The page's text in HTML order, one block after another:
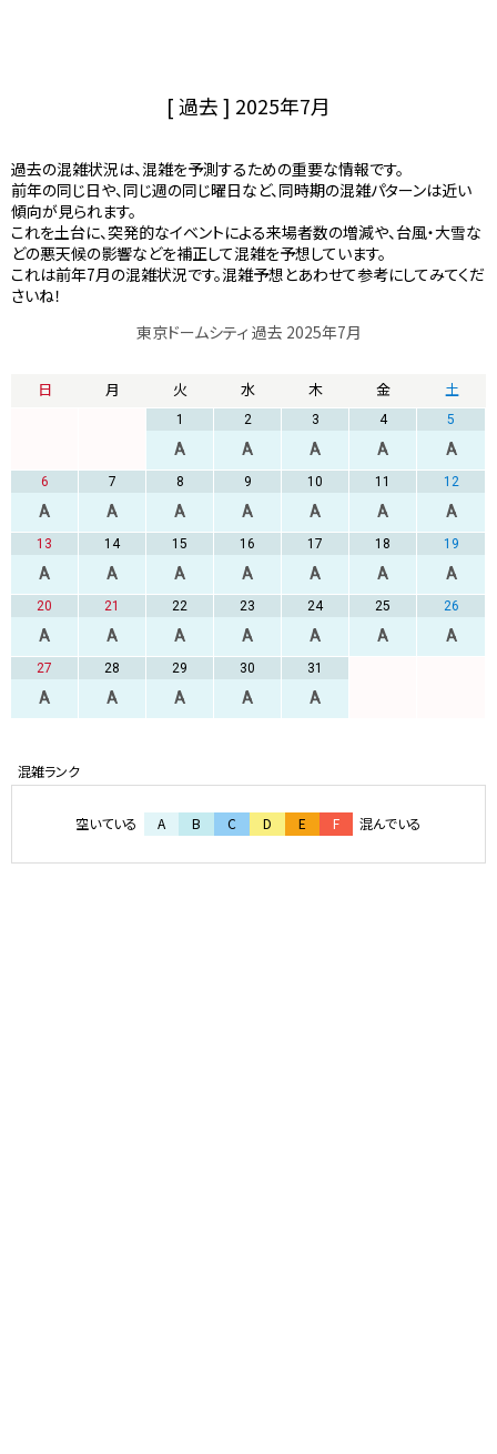
[ 過去 ] 2025年7月
過去の混雑状況は、混雑を予測するための重要な情報です。
前年の同じ日や、同じ週の同じ曜日など、同時期の混雑パターンは近い
傾向が見られます。
これを土台に、突発的なイベントによる来場者数の増減や、台風・大雪な
どの悪天候の影響などを補正して混雑を予想しています。
これは前年7月の混雑状況です。混雑予想とあわせて参考にしてみてくだ
さいね！
東京ドームシティ 過去 2025年7月
日 月 火 水 木 金 土
1
A
2
A
3
A
4
A
5
A
6
A
7
A
8
A
9
A
10
A
11
A
12
A
13
A
14
A
15
A
16
A
17
A
18
A
19
A
20
A
21
A
22
A
23
A
24
A
25
A
26
A
27
A
28
A
29
A
30
A
31
A
空いている A B C D E F 混んでいる